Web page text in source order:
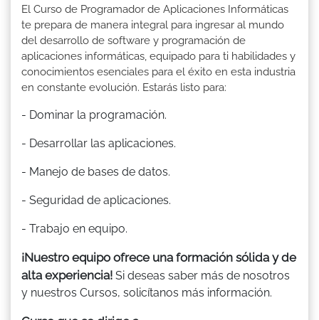
El Curso de Programador de Aplicaciones Informáticas
te prepara de manera integral para ingresar al mundo
del desarrollo de software y programación de
aplicaciones informáticas, equipado para ti habilidades y
conocimientos esenciales para el éxito en esta industria
en constante evolución. Estarás listo para:
- Dominar la programación.
- Desarrollar las aplicaciones.
- Manejo de bases de datos.
- Seguridad de aplicaciones.
- Trabajo en equipo.
¡Nuestro equipo ofrece una formación sólida y de
alta experiencia! Si deseas saber más de nosotros
y nuestros Cursos, solicítanos más información.